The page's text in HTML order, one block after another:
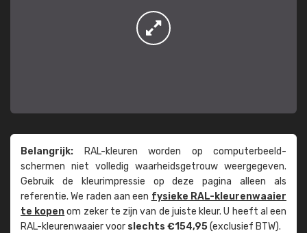
Belangrijk: RAL-kleuren worden op computer­beeld­
schermen niet volledig waarheids­­getrouw weer­gegeven.
Gebruik de kleur­impressie op deze pagina alleen als
referentie. We raden aan een fysieke RAL-kleuren­waaier
te kopenom zeker te zijn van de juiste kleur. U heeft al een
RAL-kleuren­waaier voor slechts €154,95(exclusief BTW).